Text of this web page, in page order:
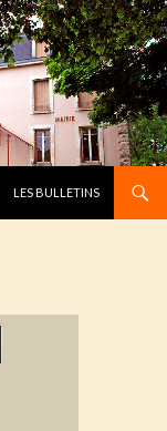
LES BULLETINS